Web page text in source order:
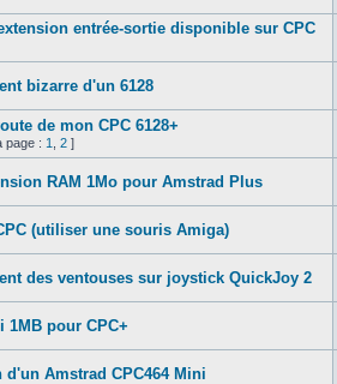
entrée-sortie disponible sur CPC
bizarre d'un 6128
de mon CPC 6128+
page : 1 2 ]
RAM 1Mo pour Amstrad Plus
(utiliser une souris Amiga)
des ventouses sur joystick QuickJoy 2
1MB pour CPC+
d'un Amstrad CPC464 Mini